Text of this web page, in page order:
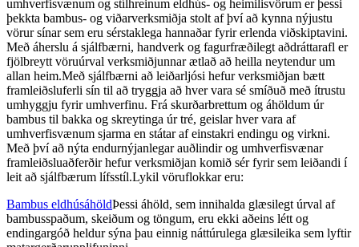
umhverfisvænum og stílhreinum eldhús- og heimilisvörum er þessi
þekkta bambus- og viðarverksmiðja stolt af því að kynna nýjustu
vörur sínar sem eru sérstaklega hannaðar fyrir erlenda viðskiptavini.
Með áherslu á sjálfbærni, handverk og fagurfræðilegt aðdráttarafl er
fjölbreytt vöruúrval verksmiðjunnar ætlað að heilla neytendur um
allan heim.Með sjálfbærni að leiðarljósi hefur verksmiðjan bætt
framleiðsluferli sín til að tryggja að hver vara sé smíðuð með ítrustu
umhyggju fyrir umhverfinu. Frá skurðarbrettum og áhöldum úr
bambus til bakka og skreytinga úr tré, geislar hver vara af
umhverfisvænum sjarma en státar af einstakri endingu og virkni.
Með því að nýta endurnýjanlegar auðlindir og umhverfisvænar
framleiðsluaðferðir hefur verksmiðjan komið sér fyrir sem leiðandi í
leit að sjálfbærum lífsstíl.Lykil vöruflokkar eru:
Bambus eldhúsáhöldÞessi áhöld, sem innihalda glæsilegt úrval af
bambusspaðum, skeiðum og töngum, eru ekki aðeins létt og
endingargóð heldur sýna þau einnig náttúrulega glæsileika sem lyftir